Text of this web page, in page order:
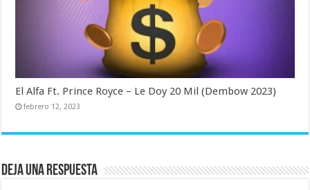
El Alfa Ft. Prince Royce – Le Doy 20 Mil (Dembow 2023)
febrero 12, 2023
Deja una respuesta